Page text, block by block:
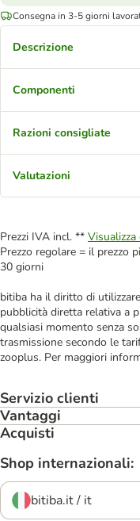
Consegna in 3-5 giorni
Descrizione
Componenti
Razioni consigliate
Valutazioni
Prezzi IVA incl. ** Visualizza
Prezzo regolare = il prezzo
30 giorni
bitiba ha il diritto di
pubblicità diretta relativa a
qualsiasi momento senza
trasmissione secondo le
zooplus. Per maggiori
Servizio clienti
Vantaggi
Acquisti
Shop internazionali:
bitiba.it / it